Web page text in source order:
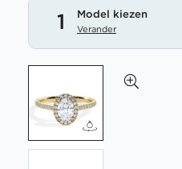
1 Model kiezen
Verander
het
einde
van